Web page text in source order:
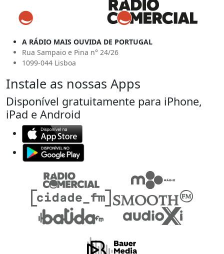
A RÁDIO MAIS OUVIDA DE PORTUGAL
Rua Sampaio e Pina n° 24/26
1099-044 Lisboa
Instale as nossas Apps
Disponível gratuitamente para iPhone,
iPad e Android